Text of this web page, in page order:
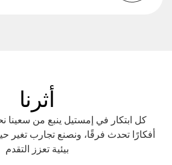
أثرنا
كل ابتكار في إمستيل ينبع من سعينا
أفكارًا تحدث فرقًا، ونصنع تجارب تغير
بيئية تعزز التقدم